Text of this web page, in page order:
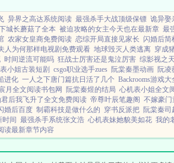
异界之高达系统阅读 最强杀手大战顶级保镖 诡异娶
城长蘑菇了全本 被迫攻略的女主今天也在最新章 最
农家女皇商免费阅读 恋综开局直接见家长 闪婚后简
人为何那样电视剧免费观看 地球毁灭人类逃离 穿成
时间逆流可能吗 狂战士厉害还是鬼泣厉害 综影视之
小姐古装短剧 csgo职业选手zues 阮棠秦墨动画 阮凌
进化 一人之下唐门篇抗日活了几个 Backrooms游戏大
月全文阅读书包网 阮棠秦煜的结局 心机表小姐全文
后我飞升了全文免费阅读 帝尊叶辰笔趣阁 不嫁豪门
婚后百度 制霸科技是做什么的 穿书反派把 阮棠秦
间 最强杀手系统张文浩 心机表妹她貌美如花 我的
读最新章节内容